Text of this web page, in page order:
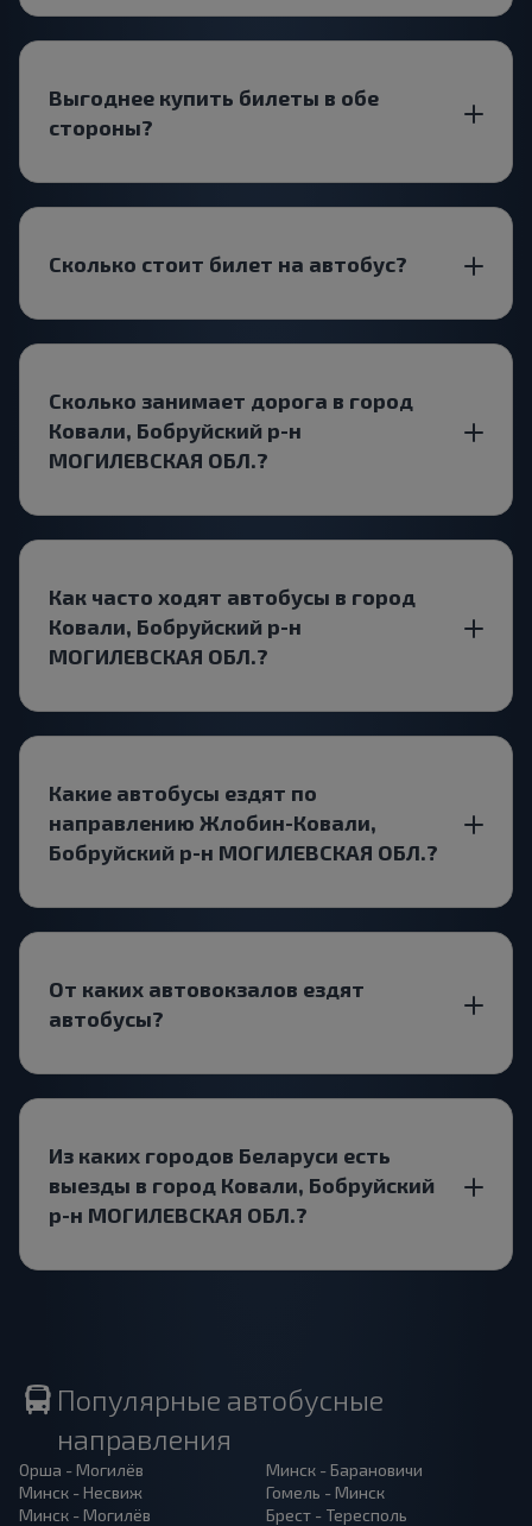
Выгоднее купить билеты в обе
стороны?
Сколько стоит билет на автобус?
Сколько занимает дорога в город
Ковали, Бобруйский р-н
МОГИЛЕВСКАЯ ОБЛ.?
Как часто ходят автобусы в город
Ковали, Бобруйский р-н
МОГИЛЕВСКАЯ ОБЛ.?
Какие автобусы ездят по
направлению Жлобин-Ковали,
Бобруйский р-н МОГИЛЕВСКАЯ ОБЛ.?
От каких автовокзалов ездят
автобусы?
Из каких городов Беларуси есть
выезды в город Ковали, Бобруйский
р-н МОГИЛЕВСКАЯ ОБЛ.?
Популярные автобусные
направления
Орша - Могилёв
Минск - Несвиж
Минск - Могилёв
Минск - Барановичи
Гомель - Минск
Брест - Тересполь